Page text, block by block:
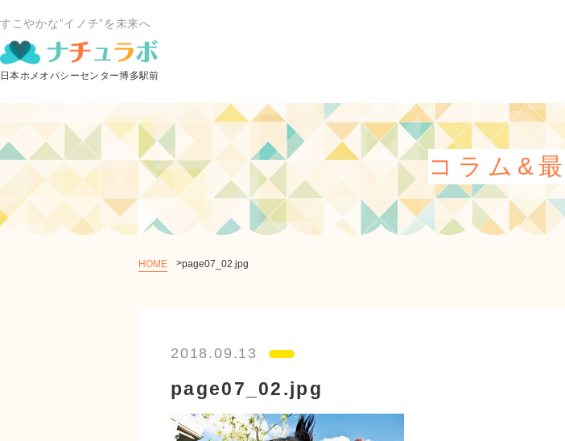
すこやかな”イノチ”を未来へ
コラム&
HOME page07_02.jpg
2018.09.13
page07_02.jpg